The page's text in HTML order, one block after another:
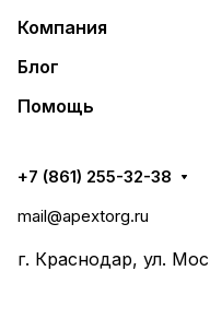
Компания
Блог
Помощь
+7 (861) 255-32-38
mail@apextorg.ru
г. Краснодар, ул.